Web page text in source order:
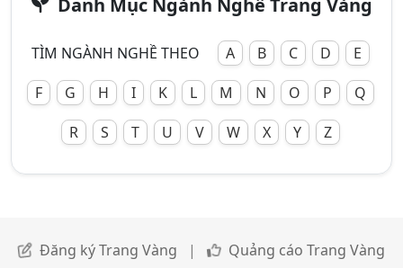
TÌM NGÀNH NGHỀ THEO A B C D
E
F
G H I K L M N O P
Q
R
S T U V W X Y Z
Đăng ký Trang Vàng | Quảng cáo Trang Vàng